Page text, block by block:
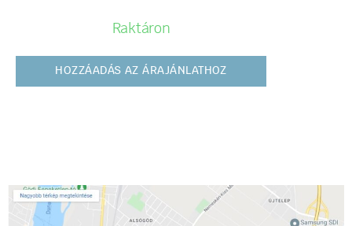
Raktáron
HOZZÁADÁS AZ ÁRAJÁNLATHOZ